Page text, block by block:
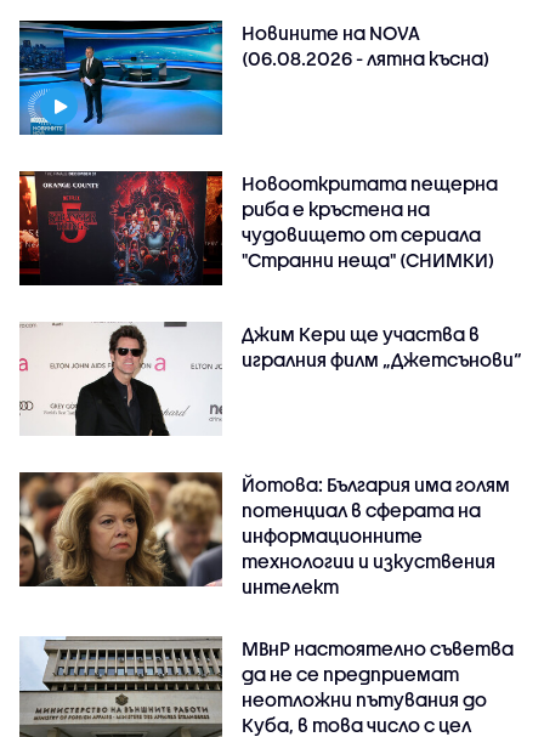
Новините на NOVA
(06.08.2026 - лятна късна)
Новооткритата пещерна
риба е кръстена на
чудовището от сериала
"Странни неща" (СНИМКИ)
Джим Кери ще участва в
игралния филм „Джетсънови“
Йотова: България има голям
потенциал в сферата на
информационните
технологии и изкуствения
интелект
МВнР настоятелно съветва
да не се предприемат
неотложни пътувания до
Куба, в това число с цел